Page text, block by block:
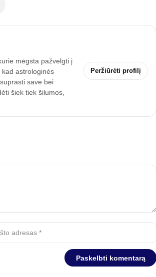
mėgsta pažvelgti į
astrologinės
save bei
šiek tiek šilumos,
Peržiūrėti profilį